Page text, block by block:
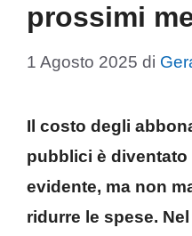
prossimi
1 Agosto 2025 di
Il costo degli
pubblici è
evidente, ma non
ridurre le spese.